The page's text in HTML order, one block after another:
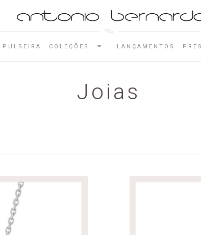
PULSEIRA COLEÇÕES LANÇAMENTOS
Joias